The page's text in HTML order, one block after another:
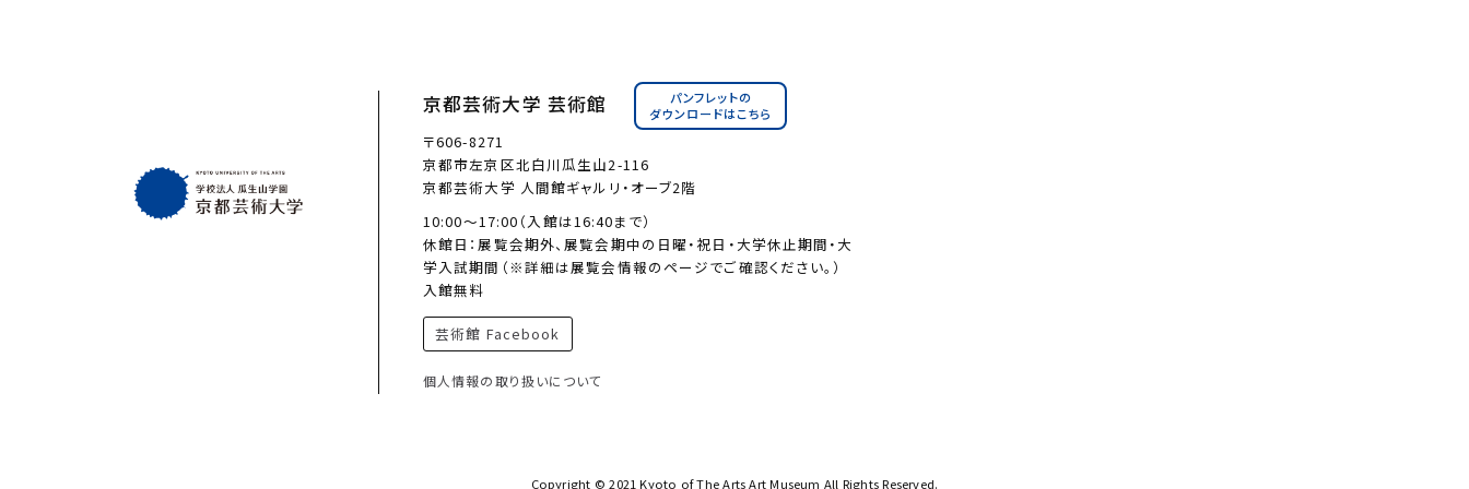
京都芸術大学 芸術館
パンフレットの
ダウンロードはこちら
〒606-8271
京都市左京区北白川瓜生山2-116
京都芸術大学 人間館ギャルリ・オーブ2階
10:00〜17:00（入館は16:40まで）
休館日：展覧会期外、展覧会期中の日曜・祝日・大学休止期間・大
学入試期間（※詳細は展覧会情報のページでご確認ください。）
入館無料
芸術館 Facebook
個人情報の取り扱いについて
Copyright © 2021 Kyoto of The Arts Art Museum All Rights Reserved.